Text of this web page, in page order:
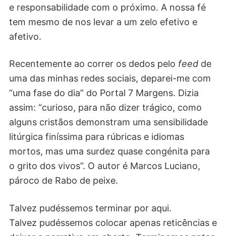
e responsabilidade com o próximo. A nossa fé
tem mesmo de nos levar a um zelo efetivo e
afetivo.
Recentemente ao correr os dedos pelo feed de
uma das minhas redes sociais, deparei-me com
“uma fase do dia” do Portal 7 Margens. Dizia
assim: “curioso, para não dizer trágico, como
alguns cristãos demonstram uma sensibilidade
litúrgica finíssima para rúbricas e idiomas
mortos, mas uma surdez quase congénita para
o grito dos vivos”. O autor é Marcos Luciano,
pároco de Rabo de peixe.
Talvez pudéssemos terminar por aqui.
Talvez pudéssemos colocar apenas reticências e